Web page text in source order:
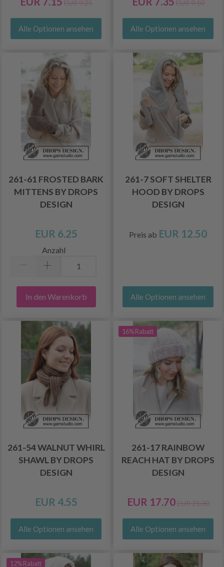
EUR 9.25
Alle Optionen ansehen
EUR 9.10
Alle Optionen ansehen
261-61 FROSTED BARK
MITTENS BY DROPS
DESIGN
EUR 6.25
Anzahl
In den Warenkorb
261-7 SOFT SHELTER
HOOD BY DROPS
DESIGN
Preis ab EUR 12.50
Alle Optionen ansehen
261-54 WALNUT WHIRL
SHAWL BY DROPS
DESIGN
EUR 4.55
Alle Optionen ansehen
16% Rabatt
261-17 RAINBOW
REACH HAT BY DROPS
DESIGN
EUR 17.70 EUR 21.30
Alle Optionen ansehen
12% Rabatt